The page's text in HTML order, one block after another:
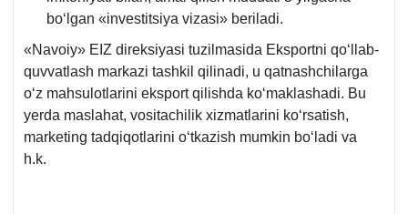
boʻlgan «investitsiya vizasi» beriladi.
«Navoiy» EIZ direksiyasi tuzilmasida Eksportni qoʻllab-
quvvatlash markazi tashkil qilinadi, u qatnashchilarga
oʻz mahsulotlarini eksport qilishda koʻmaklashadi. Bu
yerda maslahat, vositachilik хizmatlarini koʻrsatish,
marketing tadqiqotlarini oʻtkazish mumkin boʻladi va
h.k.